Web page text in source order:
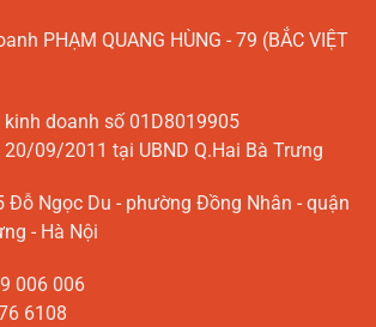
PHẠM QUANG HÙNG - 79 (BẮC VIỆT
kinh doanh số 01D8019905
20/09/2011 tại UBND Q.Hai Bà Trưng
Đỗ Ngọc Du - phường Đồng Nhân - quận
- Hà Nội
006 006
6108